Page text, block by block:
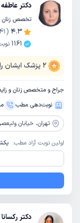
دکتر
تخصص زنان
4.3
(
1161
2 پزشک ایشان را
جراح و متخصص زنان و
نوبت‌دهی مطب
تهران، خیابان ولیعصر، نرسیده به
اولین نوبت آزاد مطب:
دکتر رکسانا